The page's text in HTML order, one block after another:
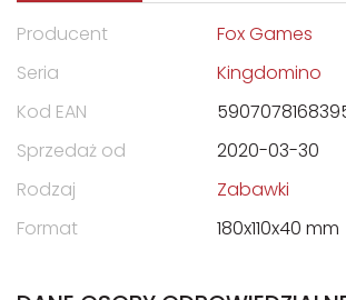
Producent
Fox Games
Seria
Kingdomino
Kod EAN
Sprzedaż od
2020-03-30
Rodzaj
Zabawki
Format
180x110x40 mm